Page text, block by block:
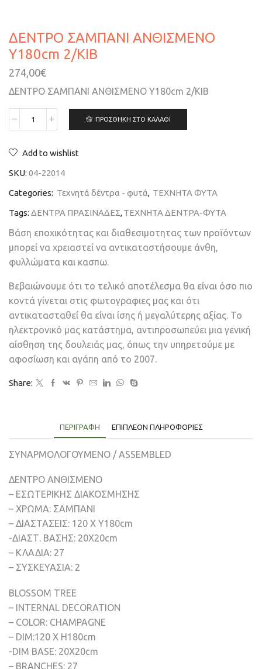
ΔΕΝΤΡΟ ΣΑΜΠΑΝΙ ΑΝΘΙΣΜΕΝΟ
Y180cm 2/ΚΙΒ
274,00€
ΔΕΝΤΡΟ ΣΑΜΠΑΝΙ ΑΝΘΙΣΜΕΝΟ Y180cm 2/ΚΙΒ
ΠΡΟΣΘΉΚΗ ΣΤΟ ΚΑΛΆΘΙ
Add to wishlist
SKU: 04-22014
Categories: Τεχνητά δέντρα - φυτά, ΤΕΧΝΗΤΑ ΦΥΤΑ
Tags: ΔΕΝΤΡΑ ΠΡΑΣΙΝΑΔΕΣ,ΤΕΧΝΗΤΑ ΔΕΝΤΡΑ-ΦΥΤΑ
Βάση εποχικότητας και διαθεσιμοτητας των προϊόντων
μπορεί να χρειαστεί να αντικαταστήσουμε άνθη,
φυλλώματα και κασπω.
Βεβαιώνουμε ότι το τελικό αποτέλεσμα θα είναι όσο πιο
κοντά γίνεται στις φωτογραφιες μας και ότι
αντικατασταθεί θα είναι ίσης ή μεγαλύτερης αξίας. Το
ηλεκτρονικό μας κατάστημα, αντιπροσωπεύει μια γενική
αίσθηση της δουλειάς μας, όπως την υπηρετούμε με
αφοσίωση και αγάπη από το 2007.
Share:
ΠΕΡΙΓΡΑΦΉ ΕΠΙΠΛΈΟΝ ΠΛΗΡΟΦΟΡΊΕΣ
ΣΥΝΑΡΜΟΛΟΓΟΥΜΕΝΟ / ASSEMBLED
ΔΕΝΤΡΟ ΑΝΘΙΣΜΕΝΟ
– ΕΣΩΤΕΡΙΚΗΣ ΔΙΑΚΟΣΜΗΣΗΣ
– ΧΡΩΜΑ: ΣΑΜΠΑΝΙ
– ΔΙΑΣΤΑΣΕΙΣ: 120 Χ Υ180cm
-ΔΙΑΣΤ. ΒΑΣΗΣ: 20X20cm
– ΚΛΑΔΙΑ: 27
– ΣΥΣΚΕΥΑΣΙΑ: 2
BLOSSOM TREE
– INTERNAL DECORATION
– COLOR: CHAMPAGNE
– DIM:120 X H180cm
-DIM BASE: 20X20cm
– BRANCHES: 27